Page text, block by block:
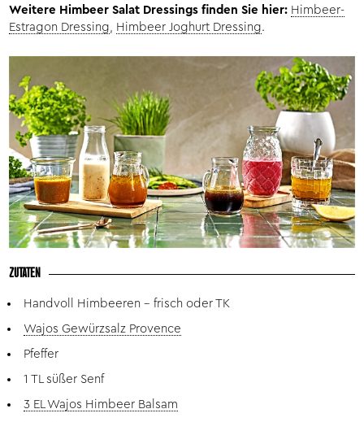
Weitere Himbeer Salat Dressings finden Sie hier: Himbeer-
Estragon Dressing
Himbeer Joghurt Dressing.
ZUTATEN
Handvoll Himbeeren – frisch oder TK
Wajos Gewürzsalz Provence
Pfeffer
1 TL süßer Senf
3 EL Wajos Himbeer Balsam